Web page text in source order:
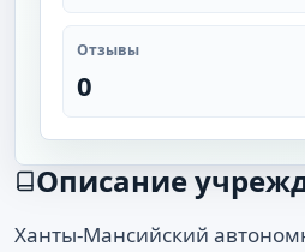
Отзывы
0
Описание
Ханты-Мансийский